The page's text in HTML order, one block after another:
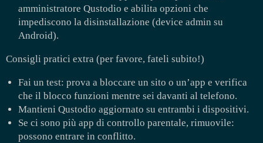
amministratore Qustodio e abilita opzioni che
impediscono la disinstallazione (device admin su
Android).
Consigli pratici extra (per favore, fateli subito!)
Fai un test: prova a bloccare un sito o un’app e verifica
che il blocco funzioni mentre sei davanti al telefono.
Mantieni Qustodio aggiornato su entrambi i dispositivi.
Se ci sono più app di controllo parentale, rimuovile:
possono entrare in conflitto.